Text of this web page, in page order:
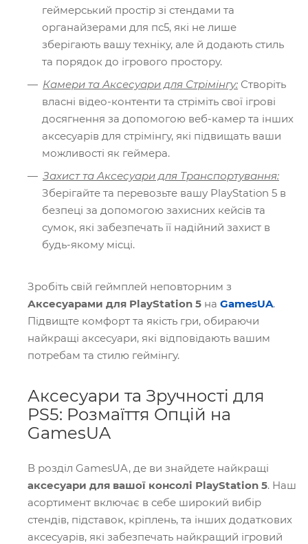
геймерський простір зі стендами та
органайзерами для пс5, які не лише
зберігають вашу техніку, але й додають стиль
та порядок до ігрового простору.
Камери та Аксесуари для Стрімінгу: Створіть
власні відео-контенти та стріміть свої ігрові
досягнення за допомогою веб-камер та інших
аксесуарів для стрімінгу, які підвищать ваши
можливості як геймера.
Захист та Аксесуари для Транспортування:
Зберігайте та перевозьте вашу PlayStation 5 в
безпеці за допомогою захисних кейсів та
сумок, які забезпечать її надійний захист в
будь-якому місці.
Зробіть свій геймплей неповторним з
Аксесуарами для PlayStation 5 на GamesUA.
Підвищте комфорт та якість гри, обираючи
найкращі аксесуари, які відповідають вашим
потребам та стилю геймінгу.
Аксесуари та Зручності для
PS5: Розмаїття Опцій на
GamesUA
В розділ GamesUA, де ви знайдете найкращі
аксесуари для вашої консолі PlayStation 5. Наш
асортимент включає в себе широкий вибір
стендів, підставок, кріплень, та інших додаткових
аксесуарів, які забезпечать найкращий ігровий